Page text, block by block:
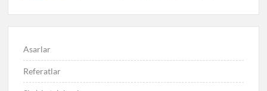
Asarlar
Referatlar